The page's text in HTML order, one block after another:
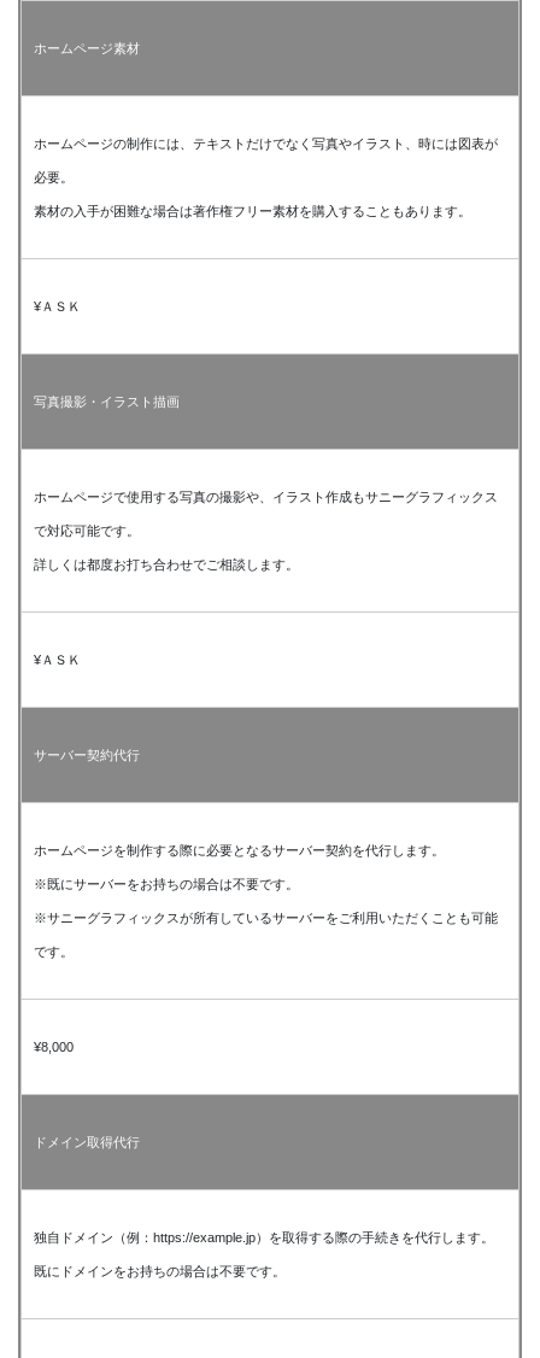
ホームページ素材
ホームページの制作には、テキストだけでなく写真やイラスト、時には図表が
必要。
素材の入手が困難な場合は著作権フリー素材を購入することもあります。
¥ＡＳＫ
写真撮影・イラスト描画
ホームページで使用する写真の撮影や、イラスト作成もサニーグラフィックス
で対応可能です。
詳しくは都度お打ち合わせでご相談します。
¥ＡＳＫ
サーバー契約代行
ホームページを制作する際に必要となるサーバー契約を代行します。
※既にサーバーをお持ちの場合は不要です。
※サニーグラフィックスが所有しているサーバーをご利用いただくことも可能
です。
¥8,000
ドメイン取得代行
独自ドメイン（例：https://example.jp）を取得する際の手続きを代行します。
既にドメインをお持ちの場合は不要です。